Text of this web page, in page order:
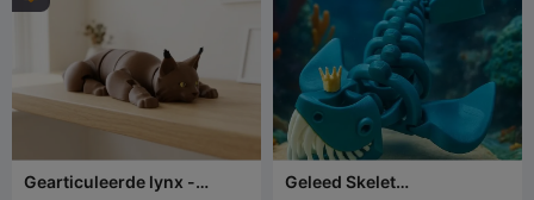
Gearticuleerde lynx -
Geleed Skelet